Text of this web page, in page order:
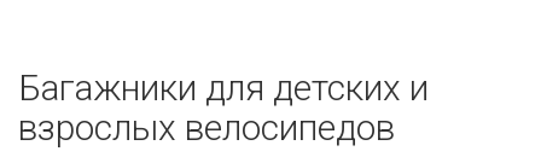
Багажники для детских и
взрослых велосипедов